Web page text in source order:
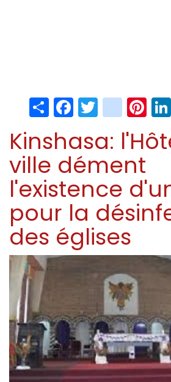
ShareFacebook
Twitter
Kinshasa:
ville dément
l'existence
pour la
des églises